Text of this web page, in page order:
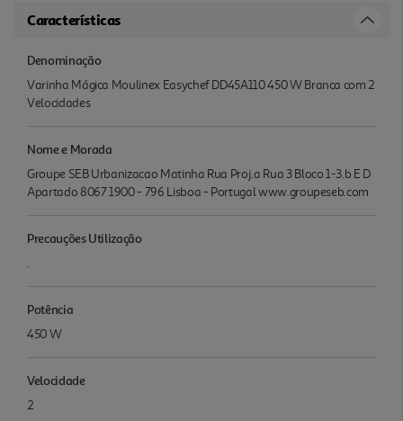
Características
Denominação
Varinha Mágica Moulinex Easychef DD45A110 450 W Branca com 2
Velocidades
Nome e Morada
Groupe SEB Urbanizacao Matinha Rua Proj.a Rua 3 Bloco 1-3.b E D
Apartado 8067 1900 - 796 Lisboa - Portugal www.groupeseb.com
Precauções Utilização
.
Potência
450 W
Velocidade
2